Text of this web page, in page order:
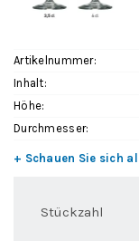
Artikelnummer:
Inhalt:
Höhe:
Durchmesser:
+ Schauen Sie sich
Stückzahl